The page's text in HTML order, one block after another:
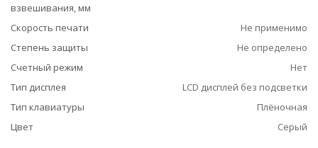
взвешивания, мм
Скорость печати
Не применимо
Степень защиты
Не определено
Счетный режим
Нет
Тип дисплея
LCD дисплей без подсветки
Тип клавиатуры
Плёночная
Цвет
Серый